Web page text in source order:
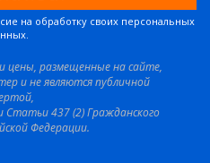
на обработку своих персональных
цены, размещенные на сайте,
и не являются публичной
Статьи 437 (2) Гражданского
Федерации.